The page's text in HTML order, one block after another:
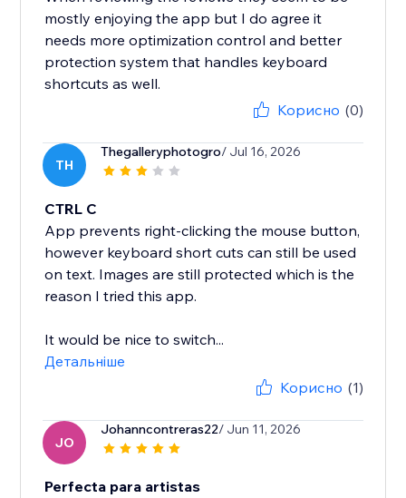
mostly enjoying the app but I do agree it
needs more optimization control and better
protection system that handles keyboard
shortcuts as well.
Корисно (0)
TH
Thegalleryphotogro/ Jul 16, 2026
CTRL C
App prevents right-clicking the mouse button,
however keyboard short cuts can still be used
on text. Images are still protected which is the
reason I tried this app.
It would be nice to switch...
Детальніше
Корисно (1)
JO
Johanncontreras22/ Jun 11, 2026
Perfecta para artistas